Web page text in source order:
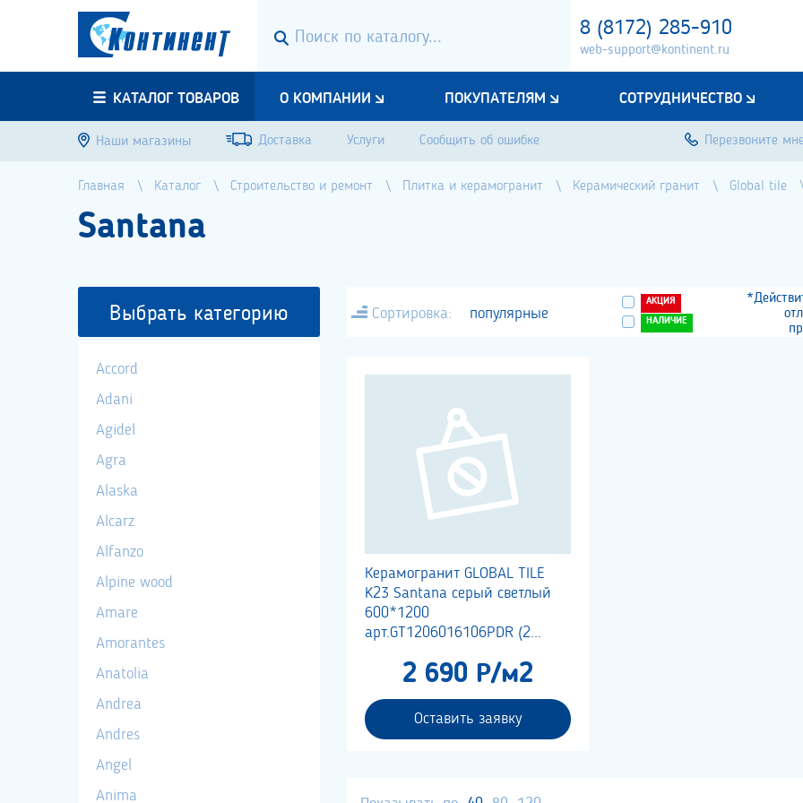
8 (8172) 285-910
web-support@kontinent.ru
КАТАЛОГ ТОВАРОВ О КОМПАНИИ ПОКУПАТЕЛЯМ СОТРУДНИЧЕСТВО
Наши магазины Доставка Услуги Сообщить об ошибке Перезвоните
Главная Каталог Строительство и ремонт Плитка и керамогранит Керамический гранит Global tile
Santana
Выбрать категорию
Accord
Adani
Agidel
Agra
Alaska
Alcarz
Alfanzo
Alpine wood
Amare
Amorantes
Anatolia
Andrea
Andres
Angel
Anima
Сортировка: популярные
АКЦИЯ
НАЛИЧИЕ
Керамогранит GLOBAL TILE
K23 Santana серый светлый
600*1200
арт.GT1206016106PDR (2...
2 690 Р/м2
Оставить заявку